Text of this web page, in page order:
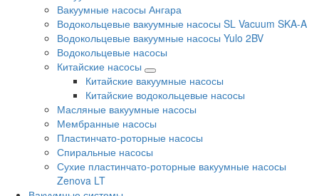
Вакуумные насосы Ангара
Водокольцевые вакуумные насосы SL Vacuum SKA-A
Водокольцевые вакуумные насосы Yulo 2BV
Водокольцевые насосы
Китайские насосы
Китайские вакуумные насосы
Китайские водокольцевые насосы
Масляные вакуумные насосы
Мембранные насосы
Пластинчато-роторные насосы
Спиральные насосы
Сухие пластинчато-роторные вакуумные насосы
Zenova LT